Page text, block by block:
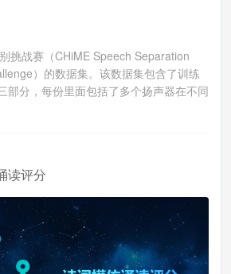
挑战赛（CHiME Speech Separation
）的数据集。该数据集包含了训练
部分，每份里面包括了多个扬声器在不同
读评分